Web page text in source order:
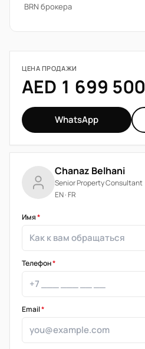
BRN брокера
ЦЕНА ПРОДАЖИ
AED 1 699 500
WhatsApp
Chanaz Belhani
Senior Property Consultant
EN · FR
Имя*
Телефон*
Email*